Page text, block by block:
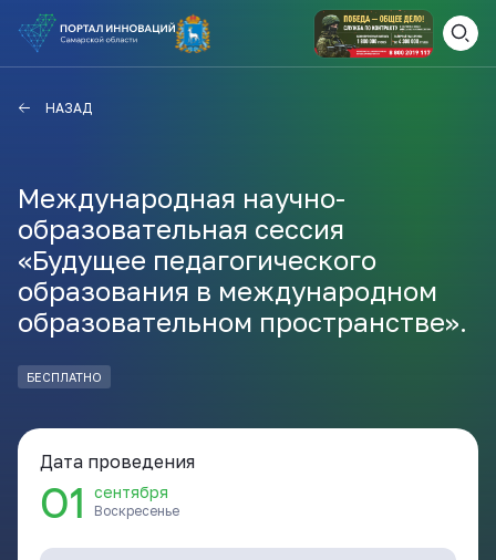
НАЗАД
Международная научно-
образовательная сессия
«Будущее педагогического
образования в международном
образовательном пространстве».
БЕСПЛАТНО
Дата проведения
01 сентября
Воскресенье
Актуальные конкурсы
Анонсы публикаций
Новости компании
ЗАКРЫТЬ
ВАМ СЮДА
ПОЛЕЗНЫЕ СТАТЬИ И
НОВОСТИКАЖДЫЙ ДЕНЬ
ПОДПИСЫВАЙТЕСЬ
Телеграм